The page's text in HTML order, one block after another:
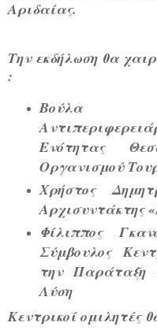
Αριδαίας.
Την εκδήλωση θα
:
Βούλα
Ενότητας
Οργανισμού
Χρήστος
Αρχισυντάκτης
Φίλιππος
Σύμβουλος
την Παράταξη
Λύση
Κεντρικοί ομιλητές